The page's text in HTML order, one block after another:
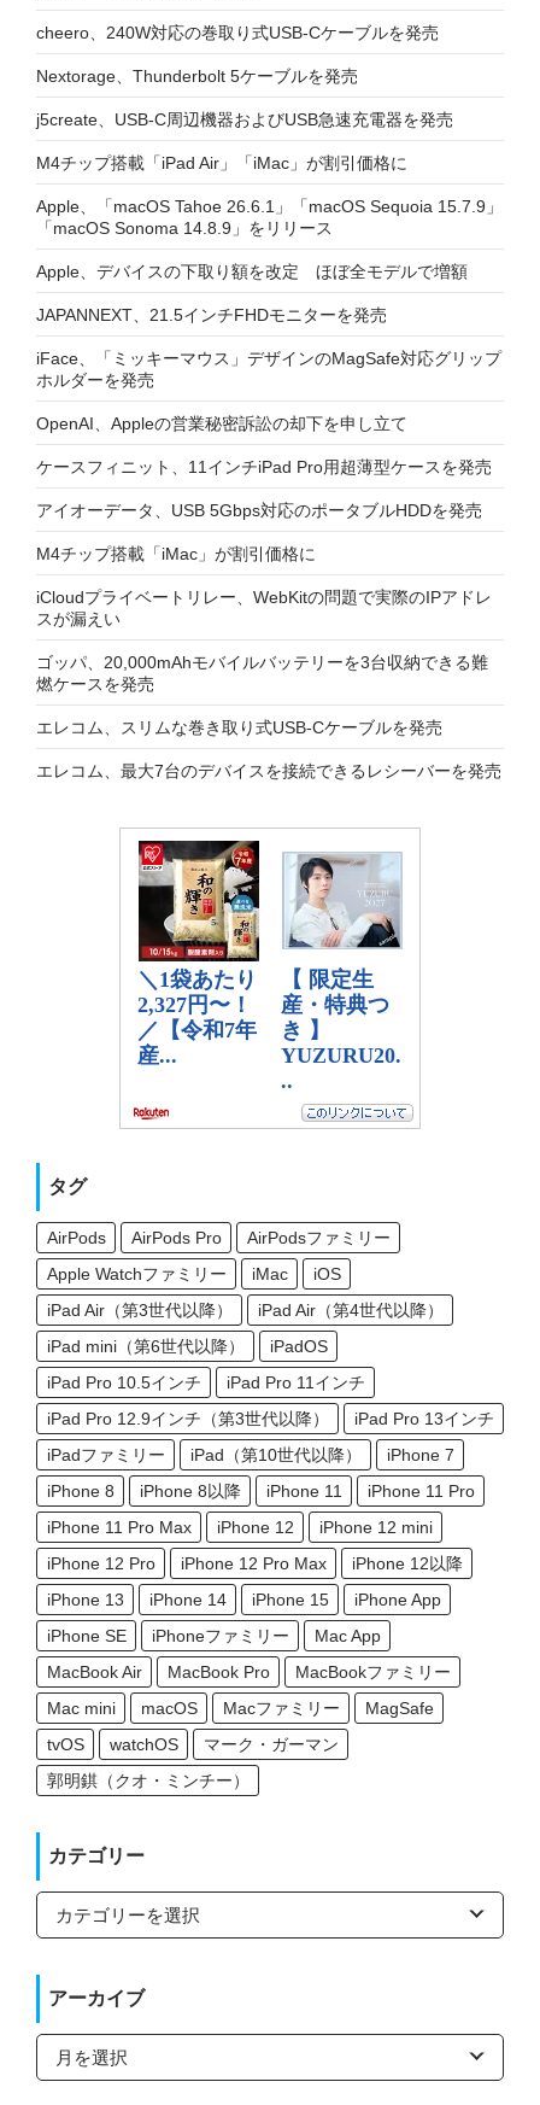
cheero、240W対応の巻取り式USB-Cケーブルを発売
Nextorage、Thunderbolt 5ケーブルを発売
j5create、USB-C周辺機器およびUSB急速充電器を発売
M4チップ搭載「iPad Air」「iMac」が割引価格に
Apple、「macOS Tahoe 26.6.1」「macOS Sequoia 15.7.9」
「macOS Sonoma 14.8.9」をリリース
Apple、デバイスの下取り額を改定 ほぼ全モデルで増額
JAPANNEXT、21.5インチFHDモニターを発売
iFace、「ミッキーマウス」デザインのMagSafe対応グリップ
ホルダーを発売
OpenAI、Appleの営業秘密訴訟の却下を申し立て
ケースフィニット、11インチiPad Pro用超薄型ケースを発売
アイオーデータ、USB 5Gbps対応のポータブルHDDを発売
M4チップ搭載「iMac」が割引価格に
iCloudプライベートリレー、WebKitの問題で実際のIPアドレ
スが漏えい
ゴッパ、20,000mAhモバイルバッテリーを3台収納できる難
燃ケースを発売
エレコム、スリムな巻き取り式USB-Cケーブルを発売
エレコム、最大7台のデバイスを接続できるレシーバーを発売
タグ
AirPods AirPods Pro
AirPodsファミリー
Apple Watchファミリー
iMac
iOS
iPad Air（第3世代以降）
iPad Air（第4世代以降）
iPad mini（第6世代以降）
iPadOS
iPad Pro 10.5インチ
iPad Pro 11インチ
iPad Pro 12.9インチ（第3世代以降）
iPad Pro 13インチ
iPadファミリー
iPad（第10世代以降）
iPhone 7
iPhone 8
iPhone 8以降 iPhone 11
iPhone 11 Pro
iPhone 11 Pro Max
iPhone 12
iPhone 12 mini
iPhone 12 Pro
iPhone 12 Pro Max
iPhone 12以降
iPhone 13
iPhone 14 iPhone 15
iPhone App
iPhone SE
iPhoneファミリー
Mac App
MacBook Air
MacBook Pro
MacBookファミリー
Mac mini
macOS Macファミリー
MagSafe
tvOS
watchOS
マーク・ガーマン
郭明錤（クオ・ミンチー）
カテゴリー
カ
ゴ
ー
アーカイブ
ア
カ